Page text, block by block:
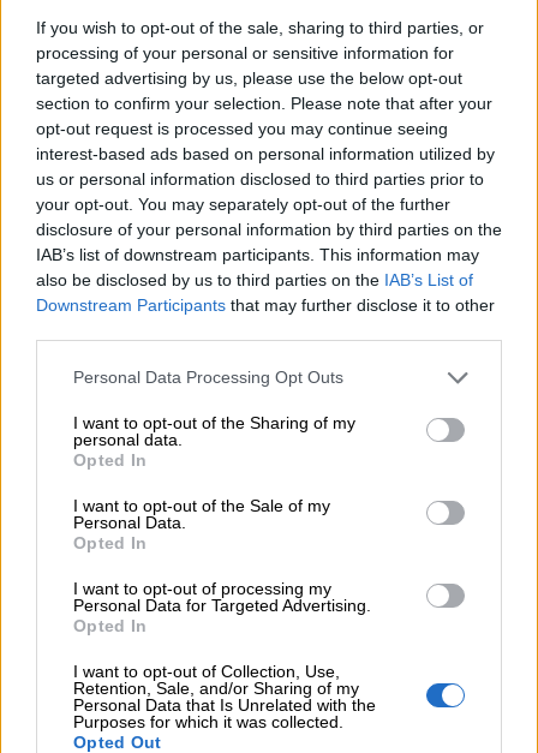
If you wish to opt-out of the sale, sharing to third parties, or
processing of your personal or sensitive information for
targeted advertising by us, please use the below opt-out
section to confirm your selection. Please note that after your
opt-out request is processed you may continue seeing
interest-based ads based on personal information utilized by
us or personal information disclosed to third parties prior to
your opt-out. You may separately opt-out of the further
disclosure of your personal information by third parties on the
IAB’s list of downstream participants. This information may
also be disclosed by us to third parties on the IAB’s List of
Downstream Participants that may further disclose it to other
Personal Data Processing Opt Outs
I want to opt-out of the Sharing of my
personal data.
Opted In
I want to opt-out of the Sale of my
Personal Data.
Opted In
I want to opt-out of processing my
Personal Data for Targeted Advertising.
Opted In
I want to opt-out of Collection, Use,
Retention, Sale, and/or Sharing of my
Personal Data that Is Unrelated with the
Purposes for which it was collected.
Opted Out
05.08.2026
Randy Schekman, Νομπελίστας Ιατρικής: «Σε πέντε χρόνια
μπορεί να έχουμε θεραπεία που αναστέλλει την εξέλιξη του
Πάρκινσον»
05.08.2026
Ε.Ε και παράνομη μετανάστευση: προτάσεις και δράσεις με
παρονομαστή το κοινό συμφέρον
05.08.2026
Αντώνης Βουκλαρής - «ΕΡΡΙΚΟΣ ΝΤΥΝΑΝ»
διαμεσολαβητών